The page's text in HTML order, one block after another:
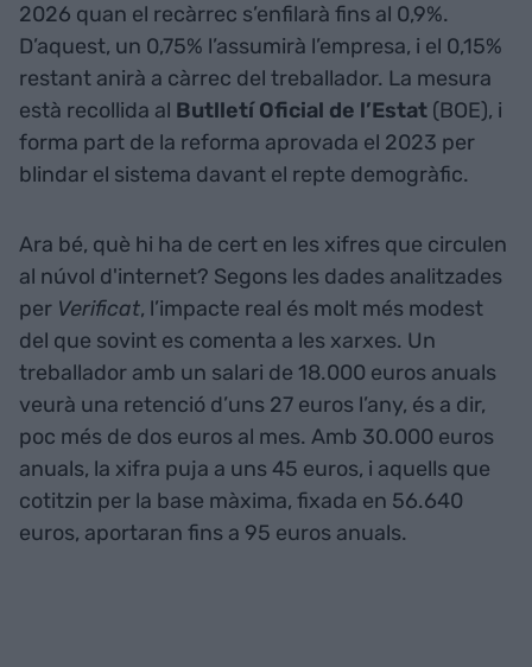
2026 quan el recàrrec s’enfilarà fins al 0,9%.
D’aquest, un 0,75% l’assumirà l’empresa, i el 0,15%
restant anirà a càrrec del treballador. La mesura
està recollida al Butlletí Oficial de l’Estat (BOE), i
forma part de la reforma aprovada el 2023 per
blindar el sistema davant el repte demogràfic.
Ara bé, què hi ha de cert en les xifres que circulen
al núvol d'internet? Segons les dades analitzades
per Verificat, l’impacte real és molt més modest
del que sovint es comenta a les xarxes. Un
treballador amb un salari de 18.000 euros anuals
veurà una retenció d’uns 27 euros l’any, és a dir,
poc més de dos euros al mes. Amb 30.000 euros
anuals, la xifra puja a uns 45 euros, i aquells que
cotitzin per la base màxima, fixada en 56.640
euros, aportaran fins a 95 euros anuals.